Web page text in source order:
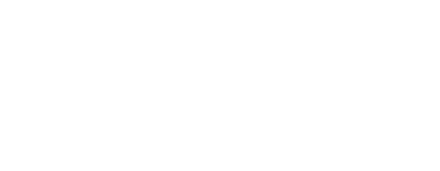
компаний и морских агентств Украины,
для моряков. Рассылка апликашки CV application